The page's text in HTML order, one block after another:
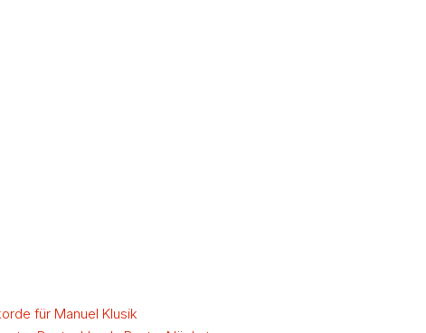
für Manuel Klusik